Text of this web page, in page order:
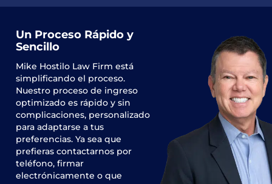
Un Proceso Rápido y
Sencillo
Mike Hostilo Law Firm está
simplificando el proceso.
Nuestro proceso de ingreso
optimizado es rápido y sin
complicaciones, personalizado
para adaptarse a tus
preferencias. Ya sea que
prefieras contactarnos por
teléfono, firmar
electrónicamente o que